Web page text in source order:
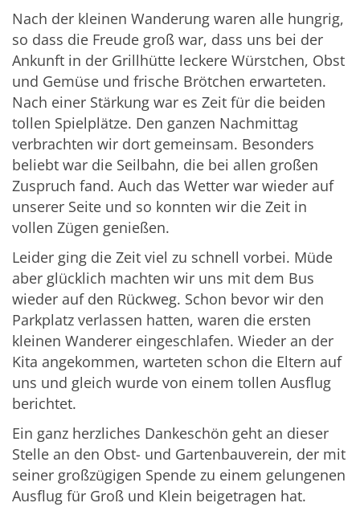
Nach der kleinen Wanderung waren alle hungrig,
so dass die Freude groß war, dass uns bei der
Ankunft in der Grillhütte leckere Würstchen, Obst
und Gemüse und frische Brötchen erwarteten.
Nach einer Stärkung war es Zeit für die beiden
tollen Spielplätze. Den ganzen Nachmittag
verbrachten wir dort gemeinsam. Besonders
beliebt war die Seilbahn, die bei allen großen
Zuspruch fand. Auch das Wetter war wieder auf
unserer Seite und so konnten wir die Zeit in
vollen Zügen genießen.
Leider ging die Zeit viel zu schnell vorbei. Müde
aber glücklich machten wir uns mit dem Bus
wieder auf den Rückweg. Schon bevor wir den
Parkplatz verlassen hatten, waren die ersten
kleinen Wanderer eingeschlafen. Wieder an der
Kita angekommen, warteten schon die Eltern auf
uns und gleich wurde von einem tollen Ausflug
berichtet.
Ein ganz herzliches Dankeschön geht an dieser
Stelle an den Obst- und Gartenbauverein, der mit
seiner großzügigen Spende zu einem gelungenen
Ausflug für Groß und Klein beigetragen hat.